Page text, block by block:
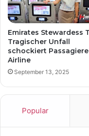
Emirates Stewardess
Tragischer Unfall
schockiert
Airline
September 13, 2025
Popular